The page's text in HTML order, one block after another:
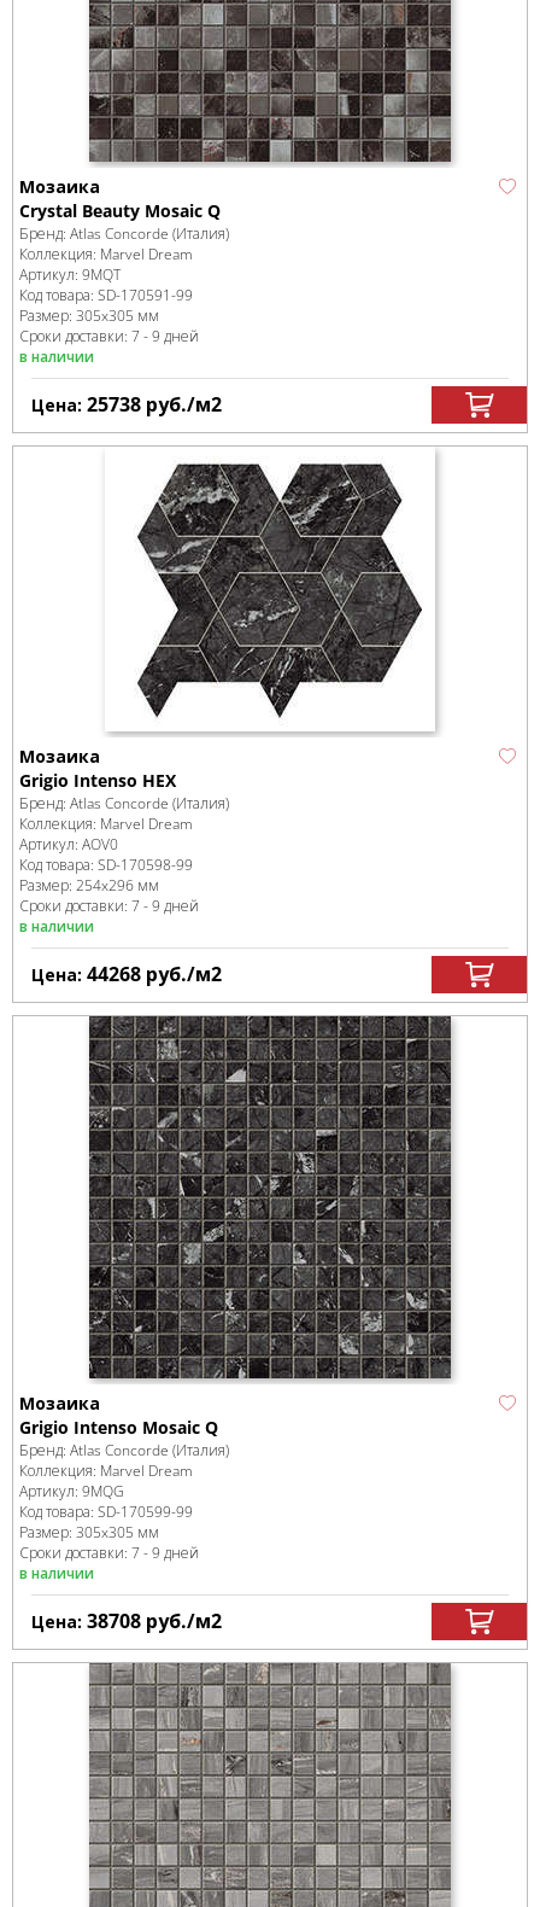
Мозаика
Crystal Beauty Mosaic Q
Бренд: Atlas Concorde (Италия)
Коллекция: Marvel Dream
Артикул: 9MQT
Код товара: SD-170591-99
Размер: 305x305 мм
Сроки доставки: 7 - 9 дней
в наличии
Цена: 25738 руб./м2
Мозаика
Grigio Intenso HEX
Бренд: Atlas Concorde (Италия)
Коллекция: Marvel Dream
Артикул: AOV0
Код товара: SD-170598-99
Размер: 254x296 мм
Сроки доставки: 7 - 9 дней
в наличии
Цена: 44268 руб./м2
Мозаика
Grigio Intenso Mosaic Q
Бренд: Atlas Concorde (Италия)
Коллекция: Marvel Dream
Артикул: 9MQG
Код товара: SD-170599-99
Размер: 305x305 мм
Сроки доставки: 7 - 9 дней
в наличии
Цена: 38708 руб./м2